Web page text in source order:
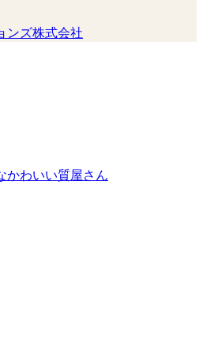
ンズ株式会社
かわいい質屋さん